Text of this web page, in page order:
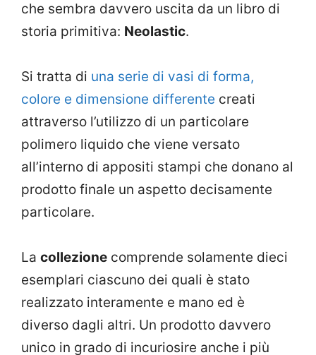
che sembra davvero uscita da un libro di
storia primitiva: Neolastic.
Si tratta di una serie di vasi di forma,
colore e dimensione differente creati
attraverso l’utilizzo di un particolare
polimero liquido che viene versato
all’interno di appositi stampi che donano al
prodotto finale un aspetto decisamente
particolare.
La collezione comprende solamente dieci
esemplari ciascuno dei quali è stato
realizzato interamente e mano ed è
diverso dagli altri. Un prodotto davvero
unico in grado di incuriosire anche i più